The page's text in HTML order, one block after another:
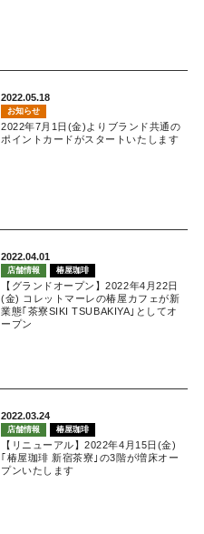
2022.05.18
お知らせ
2022年7月1日(金)よりブランド共通の
ポイントカードがスタートいたします
2022.04.01
店舗情報 椿屋珈琲
【グランドオープン】2022年4月22日
(金) コレットマーレの椿屋カフェが新
業態｢茶寮SIKI TSUBAKIYA｣としてオ
ープン
2022.03.24
店舗情報 椿屋珈琲
【リニューアル】2022年4月15日(金)
｢椿屋珈琲 新宿茶寮｣の3階が増床オー
プンいたします